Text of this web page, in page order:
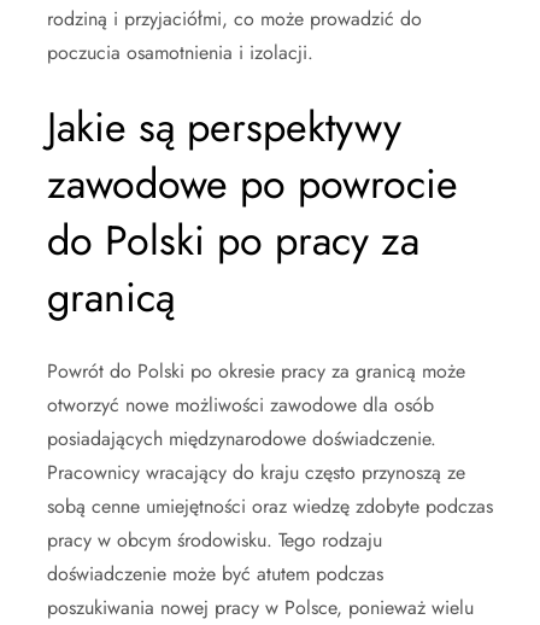
rodziną i przyjaciółmi, co może prowadzić do
poczucia osamotnienia i izolacji.
Jakie są perspektywy
zawodowe po powrocie
do Polski po pracy za
granicą
Powrót do Polski po okresie pracy za granicą może
otworzyć nowe możliwości zawodowe dla osób
posiadających międzynarodowe doświadczenie.
Pracownicy wracający do kraju często przynoszą ze
sobą cenne umiejętności oraz wiedzę zdobyte podczas
pracy w obcym środowisku. Tego rodzaju
doświadczenie może być atutem podczas
poszukiwania nowej pracy w Polsce, ponieważ wielu